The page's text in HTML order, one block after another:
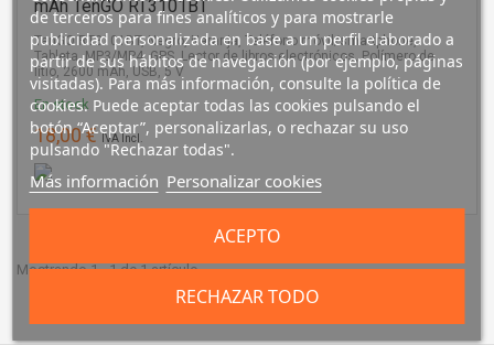
mAh TenGO RT3101BT
TenGO RT3101BT, Negro, Naranja, Teléfono móvil/smartphone,
Tableta, MP3/MP4, GPS, Lector de libros electrónicos, Polímero de
litio, 2600 mAh, USB, 5 V
En stock
18,00 € IVA Incl.
Mostrando 1 - 1 de 1 artículo
de terceros para fines analíticos y para mostrarle
publicidad personalizada en base a un perfil elaborado a
partir de sus hábitos de navegación (por ejemplo, páginas
visitadas). Para más información, consulte la política de
cookies. Puede aceptar todas las cookies pulsando el
botón “Aceptar”, personalizarlas, o rechazar su uso
pulsando "Rechazar todas".
Más información Personalizar cookies
RECHAZAR TODO
ACEPTO